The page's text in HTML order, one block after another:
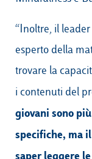
“Inoltre, il
esperto della
trovare la
i contenuti del
giovani sono
specifiche, ma
saper leggere